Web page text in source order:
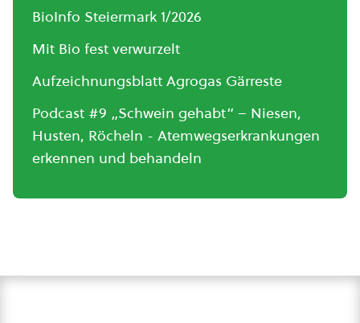
BioInfo Steiermark 1/2026
Mit Bio fest verwurzelt
Aufzeichnungsblatt Agrogas Gärreste
Podcast #9 „Schwein gehabt“ – Niesen,
Husten, Röcheln - Atemwegserkrankungen
erkennen und behandeln